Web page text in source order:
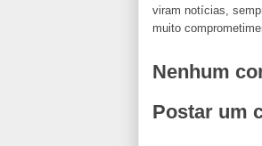
viram notícias,
muito
Nenhum
Postar um